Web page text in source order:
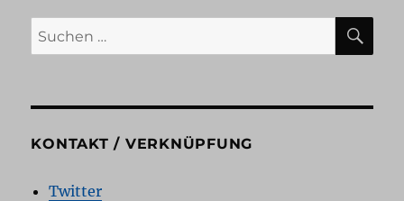
Suchen
nach:
KONTAKT / VERKNÜPFUNG
Twitter